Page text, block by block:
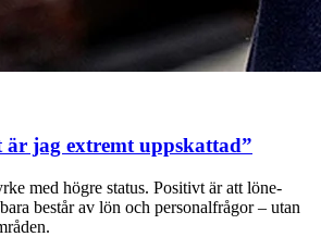
är jag extremt uppskattad”
med högre ­status. ­Positivt är att löne­
består av lön och personalfrågor – utan